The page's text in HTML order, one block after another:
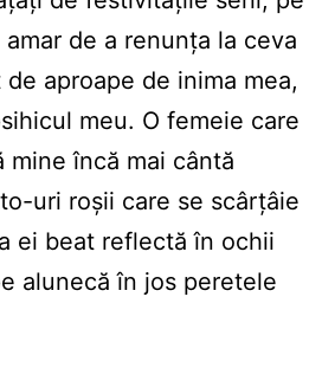
de a renunța la ceva
aproape de inima mea,
meu. O femeie care
mine încă mai cântă
uri roșii care se scârțâie
ei beat reflectă în ochii
alunecă în jos peretele